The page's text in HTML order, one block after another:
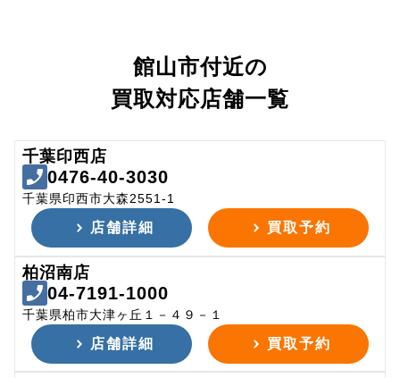
館山市付近の
買取対応店舗一覧
千葉印西店
0476-40-3030
千葉県印西市大森2551-1
店舗詳細 買取予約
柏沼南店
04-7191-1000
千葉県柏市大津ヶ丘１－４９－１
店舗詳細 買取予約